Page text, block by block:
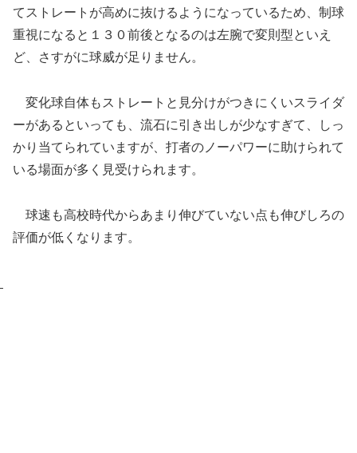
てストレートが高めに抜けるようになっているため、制球
重視になると１３０前後となるのは左腕で変則型といえ
ど、さすがに球威が足りません。
変化球自体もストレートと見分けがつきにくいスライダ
ーがあるといっても、流石に引き出しが少なすぎて、しっ
かり当てられていますが、打者のノーパワーに助けられて
いる場面が多く見受けられます。
球速も高校時代からあまり伸びていない点も伸びしろの
評価が低くなります。